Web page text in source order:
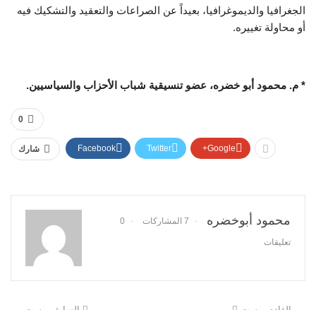
الجغرافيا والديموغرافيا، بعيداً عن الصراعات والتعقيد والتشكيك فيه
أو محاولة تغييره.
* م. محمود أبو خضره، عضو تنسيقية شباب الأحزاب والسياسيين.
0
شارك Facebook Twitter Google+
محمود أبوخضره 7 المشاركات 0
تعليقات